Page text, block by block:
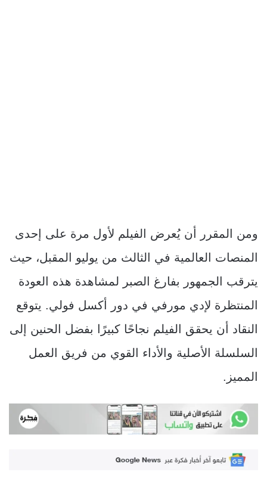
ومن المقرر أن يُعرض الفيلم لأول مرة على إحدى
المنصات العالمية في الثالث من يوليو المقبل، حيث
يترقب الجمهور بفارغ الصبر لمشاهدة هذه العودة
المنتظرة لإدي مورفي في دور أكسل فولي. يتوقع
النقاد أن يحقق الفيلم نجاحًا كبيرًا بفضل الحنين إلى
السلسلة الأصلية والأداء القوي من فريق العمل
المميز.